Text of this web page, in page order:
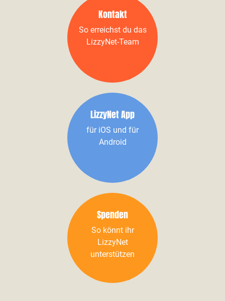
Kontakt
So erreichst du das
LizzyNet-Team
LizzyNet App
für iOS und für
Android
Spenden
So könnt ihr
LizzyNet
unterstützen